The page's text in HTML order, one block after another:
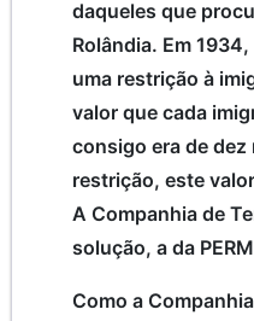
daqueles que
Rolândia. Em
uma restrição à
valor que cada
consigo era de dez
restrição, este
A Companhia de
solução, a da
Como a